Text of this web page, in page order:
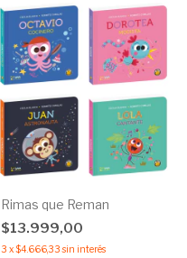
Rimas que Reman
$13.999,00
3 x$4.666,33 sin interés